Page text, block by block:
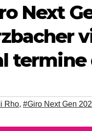
Next
termine
Rho, #Giro Next Gen